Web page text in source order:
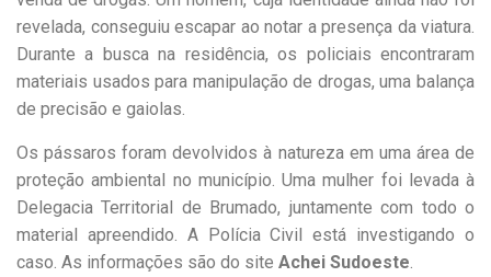
revelada, conseguiu escapar ao notar a presença da viatura.
Durante a busca na residência, os policiais encontraram
materiais usados para manipulação de drogas, uma balança
de precisão e gaiolas.
Os pássaros foram devolvidos à natureza em uma área de
proteção ambiental no município. Uma mulher foi levada à
Delegacia Territorial de Brumado, juntamente com todo o
material apreendido. A Polícia Civil está investigando o
caso. As informações são do site Achei Sudoeste.